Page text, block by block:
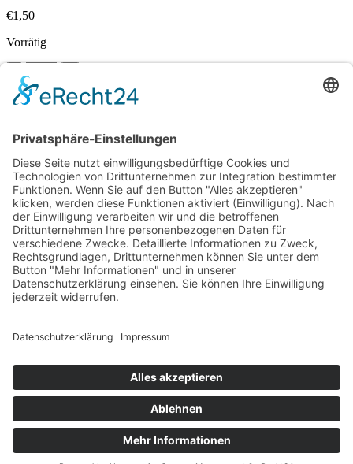
€1,50
Vorrätig
In den Warenkorb
Vergleichen
Beginnen Sie mit der Eingabe, um die gewünschten Beiträge
anzuzeigen.
Kostenloser Versand ab 75,- €
Handgefertigt in Europa
Perfekt als Geschenk